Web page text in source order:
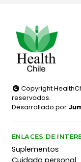
Copyright
reservados.
Desarrollado por
ENLACES DE
Suplementos
Cuidado personal